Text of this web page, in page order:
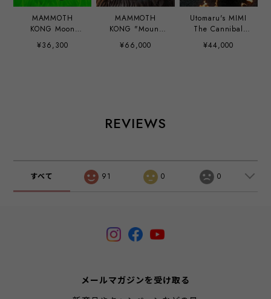
MAMMOTH
KONG Moon
Light edition
¥36,300
MAMMOTH
KONG "Mount
Kobo Tsutomu"
ver.
¥66,000
Utomaru's MIMI
The Cannibal
Girl hand paint
custom by Mirock
¥44,000
REVIEWS
すべて 91 0 0
メールマガジンを受け取る